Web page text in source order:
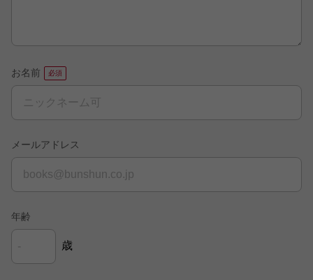
お名前
メールアドレス
年齢
歳